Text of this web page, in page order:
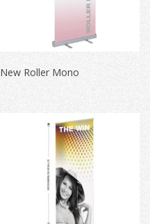
New Roller Mono